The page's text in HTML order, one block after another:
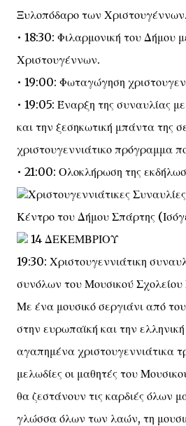
Ξυλοπόδαρο των Χριστουγέννων.
• 18:30: Φιλαρμονική του Δήμου
Χριστουγέννων.
• 19:00: Φωταγώγηση
• 19:05: Έναρξη της συναυλίας
και την ξεσηκωτική μπάντα της
χριστουγεννιάτικο πρόγραμμα
• 21:00: Ολοκλήρωση της
Χριστουγεννιάτικες
Κέντρο του Δήμου Σπάρτης
14 ΔΕΚΕΜΒΡΙΟΥ
19:30: Χριστουγεννιάτικη
συνόλων του Μουσικού Σχολείου
Με ένα μουσικό σεργιάνι από
στην ευρωπαϊκή και την
αγαπημένα χριστουγεννιάτικα
μελωδίες οι μαθητές του
θα ζεστάνουν τις καρδιές όλων
γλώσσα όλων των λαών, τη